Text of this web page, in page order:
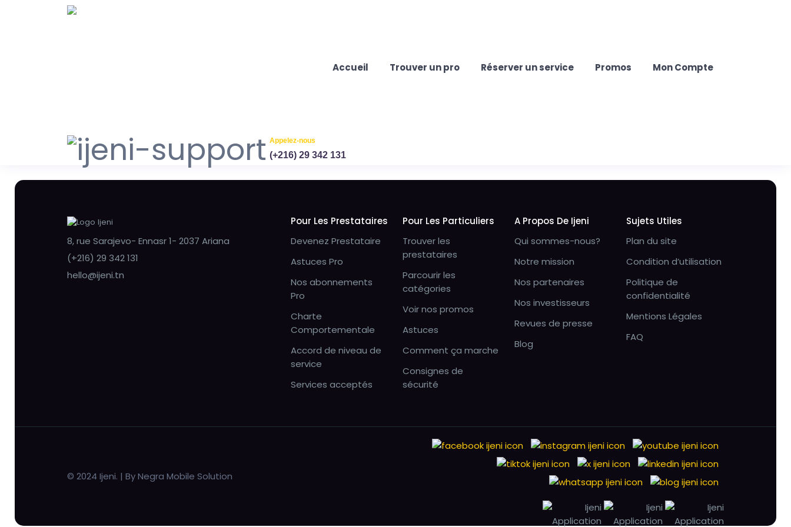
Accueil Trouver un pro Réserver un service Promos Mon Compte
Appelez-nous
(+216) 29 342 131
8, rue Sarajevo- Ennasr 1- 2037 Ariana
(+216) 29 342 131
hello@ijeni.tn
Pour Les Prestataires
Devenez Prestataire
Astuces Pro
Nos abonnements
Pro
Charte
Comportementale
Accord de niveau de
service
Services acceptés
Pour Les Particuliers
Trouver les
prestataires
Parcourir les
catégories
Voir nos promos
Astuces
Comment ça marche
Consignes de
sécurité
A Propos De Ijeni
Qui sommes-nous?
Notre mission
Nos partenaires
Nos investisseurs
Revues de presse
Blog
Sujets Utiles
Plan du site
Condition d’utilisation
Politique de
confidentialité
Mentions Légales
FAQ
© 2024 Ijeni. | By Negra Mobile Solution